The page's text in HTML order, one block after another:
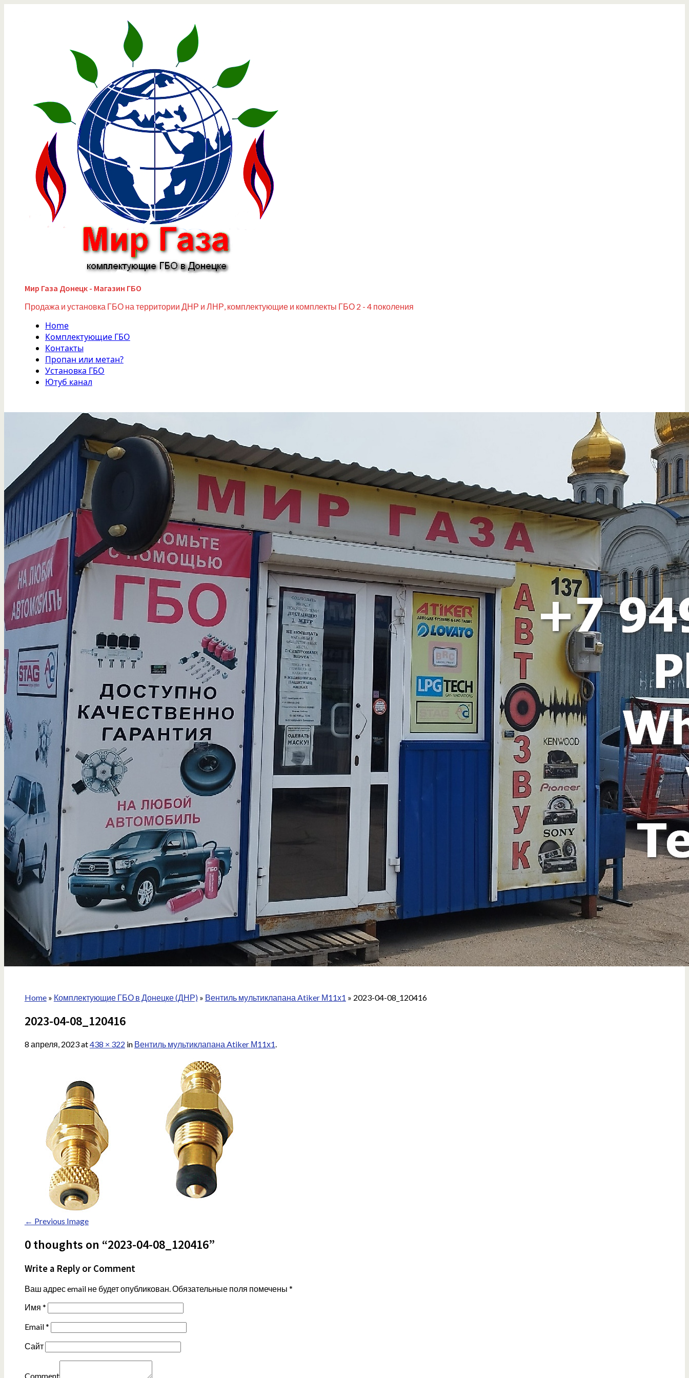
Мир Газа Донецк - Магазин ГБО
Продажа и установка ГБО на территории ДНР и ЛНР, комплектующие и комплекты ГБО 2 - 4 поколения
Home
Комплектующие ГБО
Контакты
Пропан или метан?
Установка ГБО
Ютуб канал
Home» Комплектующие ГБО в Донецке (ДНР)» Вентиль мультиклапана Atiker М11х1 » 2023-04-08_120416
2023-04-08_120416
8 апреля, 2023at438 × 322 in Вентиль мультиклапана Atiker М11х1.
← Previous Image
0 thoughts on “2023-04-08_120416”
Write a Reply or Comment
Ваш адрес email не будет опубликован.Обязательные поля помечены *
Имя *
Email*
Сайт
Comment